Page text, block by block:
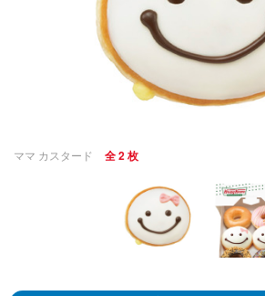
ママ カスタード 全 2 枚